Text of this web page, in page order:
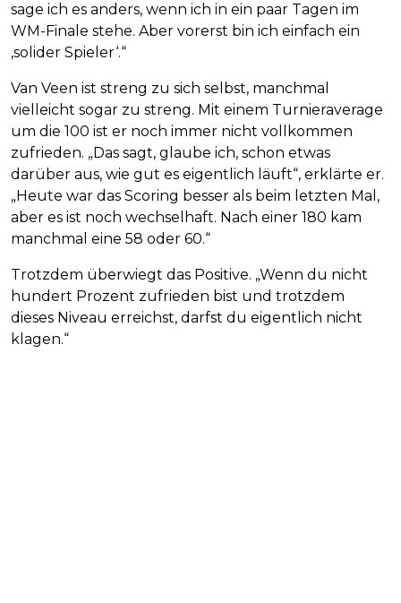
sage ich es anders, wenn ich in ein paar Tagen im
WM-Finale stehe. Aber vorerst bin ich einfach ein
‚solider Spieler‘.“
Van Veen ist streng zu sich selbst, manchmal
vielleicht sogar zu streng. Mit einem Turnieraverage
um die 100 ist er noch immer nicht vollkommen
zufrieden. „Das sagt, glaube ich, schon etwas
darüber aus, wie gut es eigentlich läuft“, erklärte er.
„Heute war das Scoring besser als beim letzten Mal,
aber es ist noch wechselhaft. Nach einer 180 kam
manchmal eine 58 oder 60.“
Trotzdem überwiegt das Positive. „Wenn du nicht
hundert Prozent zufrieden bist und trotzdem
dieses Niveau erreichst, darfst du eigentlich nicht
klagen.“